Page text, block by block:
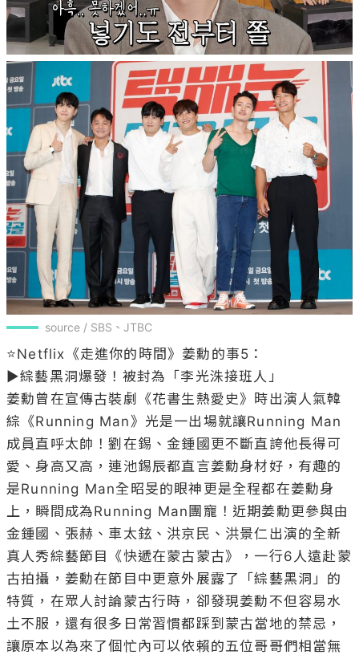
source / SBS、JTBC
⭐Netflix《走進你的時間》姜勳的事5：
▶綜藝黑洞爆發！被封為「李光洙接班人」
姜勳曾在宣傳古裝劇《花書生熱愛史》時出演人氣韓
綜《Running Man》光是一出場就讓Running Man
成員直呼太帥！劉在錫、金鍾國更不斷直誇他長得可
愛、身高又高，連池錫辰都直言姜勳身材好，有趣的
是Running Man全昭旻的眼神更是全程都在姜勳身
上，瞬間成為Running Man團寵！近期姜勳更參與由
金鍾國、張赫、車太鉉、洪京民、洪景仁出演的全新
真人秀綜藝節目《快遞在蒙古蒙古》，一行6人遠赴蒙
古拍攝，姜勳在節目中更意外展露了「綜藝黑洞」的
特質，在眾人討論蒙古行時，卻發現姜勳不但容易水
土不服，還有很多日常習慣都踩到蒙古當地的禁忌，
讓原本以為來了個忙內可以依賴的五位哥哥們相當無